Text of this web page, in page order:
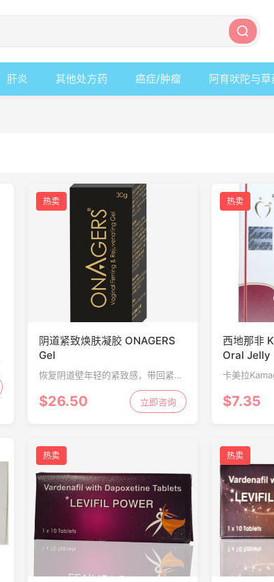
肝炎 其他处方药 癌症/肿瘤 阿育吠陀与草
热卖
阴道紧致焕肤凝胶 ONAGERS
Gel
恢复阴道壁年轻的紧致感，带回紧实
$26.50 立即咨询
热卖
西地那非
Oral Jelly
卡美拉
乐是一种用
（阳痿）的
阴茎的血流
$7.35
热卖 热卖